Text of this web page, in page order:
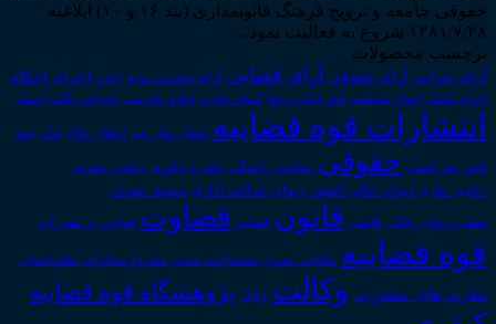
حقوقی جامعه و ترویج فرهنگ قانونمداری (بند ۱۶ و ۱۰) ابلاغیه
۱۳۸۱/۷/۲۸ شروع به فعالیت نمود...
برچسب محصولات
آرای جزایی آرای حقوقی آرای قضایی آرای وحدت رویه اجاره اجرای احکام
اجرای اسناد احوال شخصیه ادله_اثبات_دعوا اسناد_تجاری اعاده_دادرسی اعتراض_ثالث اعسار
انتشارات قوه قضاییه انتقال_مال_غیر انحلال_نکاح بانک بیمه
تاجر حق_کسب حقوقی حوادث_رانندگی خلع_ید داوری دعاوی_تصرف
دعاوی_طاری دیوان عالی کشور دیوان عدالت اداری سقوط_تعهدات
شعب_دیوان_عالی قاضی قانون قضات قضاوت قوانین_و_مقررات
قوه قضاییه مالکیت_معنوی مسئولیت_مدنی مشروح مذاکرات نظام قضایی
نظریه_های_مشورتی وکالت وکیل پژوهشگاه قوه قضاییه